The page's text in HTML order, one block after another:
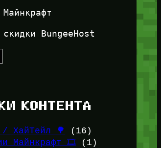
BungeeHost
КОНТЕНТА
ХайТейл 🌳
(16)
Майнкрафт 🎞️ (1)